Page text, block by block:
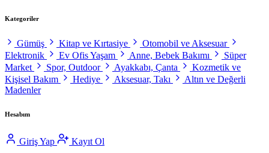
Kategoriler
Gümüş Kitap ve Kırtasiye
Otomobil ve Aksesuar
Elektronik
Ev Ofis Yaşam Anne, Bebek Bakımı
Süper
Market
Spor, Outdoor Ayakkabı, Çanta
Kozmetik ve
Kişisel Bakım
Hediye Aksesuar, Takı
Altın ve Değerli
Madenler
Hesabım
Giriş Yap Kayıt Ol